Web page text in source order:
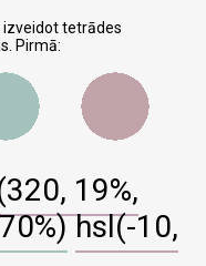
izveidot tetrādes
Pirmā:
19%,
hsl(-10,